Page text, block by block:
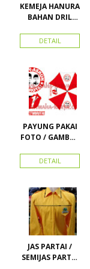
KEMEJA HANURA
BAHAN DRIL
HANURA
DETAIL
PAYUNG PAKAI
FOTO / GAMBAR
KAMPANYE,
PARTAI DAN
DETAIL
JAS PARTAI /
SEMIJAS PARTAI